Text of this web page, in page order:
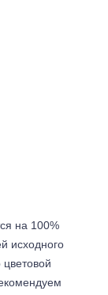
на 100%
исходного